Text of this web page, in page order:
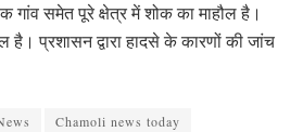
गांव समेत पूरे क्षेत्र में शोक का माहौल है।
है। प्रशासन द्वारा हादसे के कारणों की जांच
Chamoli news today